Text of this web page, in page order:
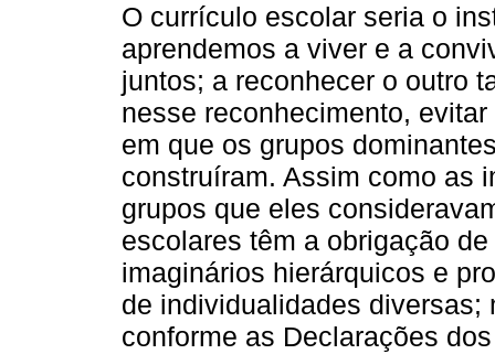
O currículo escolar seria o
aprendemos a viver e a
juntos; a reconhecer o outro
nesse reconhecimento,
em que os grupos
construíram. Assim como as
grupos que eles
escolares têm a obrigação
imaginários hierárquicos e
de individualidades
conforme as Declarações